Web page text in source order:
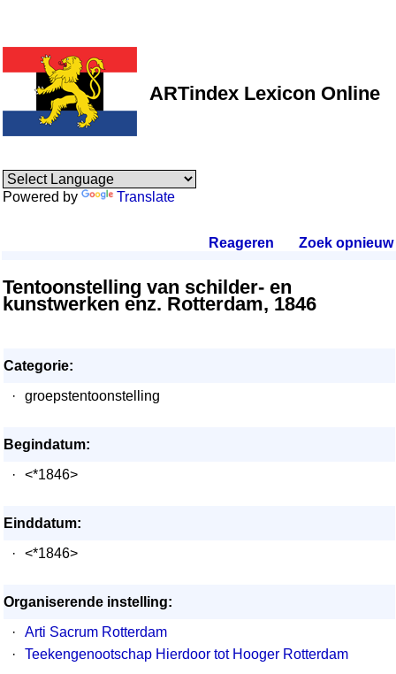
ARTindex Lexicon Online
Powered by Translate
Reageren Zoek opnieuw.
Tentoonstelling van schilder- en
kunstwerken enz. Rotterdam, 1846
Categorie:
·
groepstentoonstelling
Begindatum:
·
<*1846>
Einddatum:
·
<*1846>
Organiserende instelling:
·
Arti Sacrum Rotterdam
·
Teekengenootschap Hierdoor tot Hooger Rotterdam